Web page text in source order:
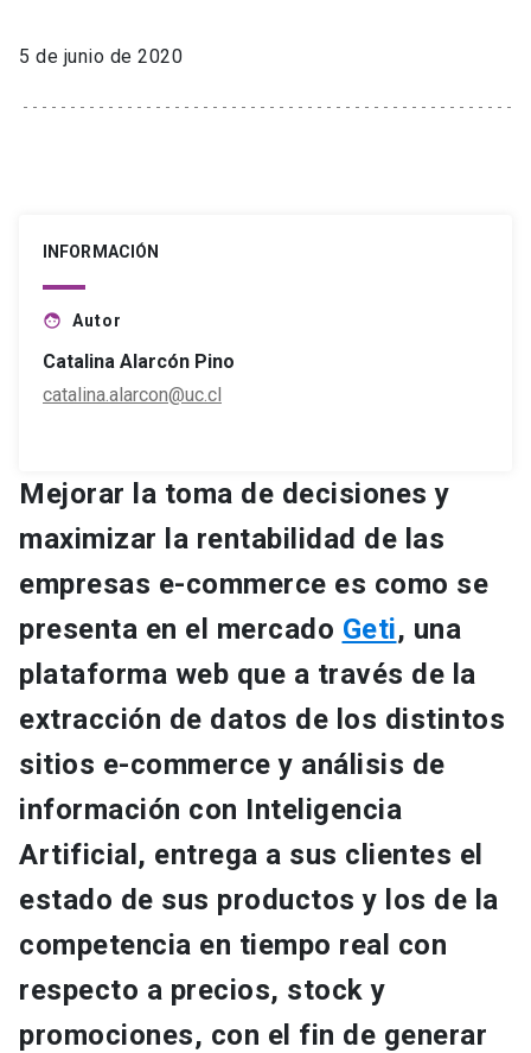
5 de junio de 2020
INFORMACIÓN
face Autor
Catalina Alarcón Pino
catalina.alarcon@uc.cl
Mejorar la toma de decisiones y
maximizar la rentabilidad de las
empresas e-commerce es como se
presenta en el mercado Geti, una
plataforma web que a través de la
extracción de datos de los distintos
sitios e-commerce y análisis de
información con Inteligencia
Artificial, entrega a sus clientes el
estado de sus productos y los de la
competencia en tiempo real con
respecto a precios, stock y
promociones, con el fin de generar